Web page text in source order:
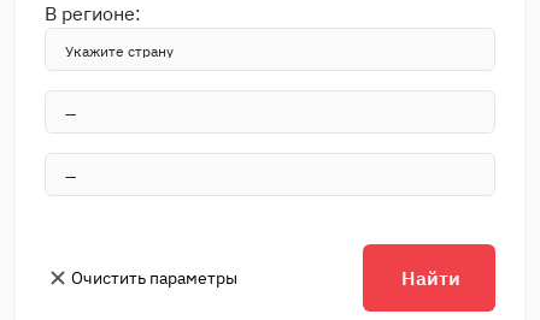
В регионе:
Очистить параметры Найти